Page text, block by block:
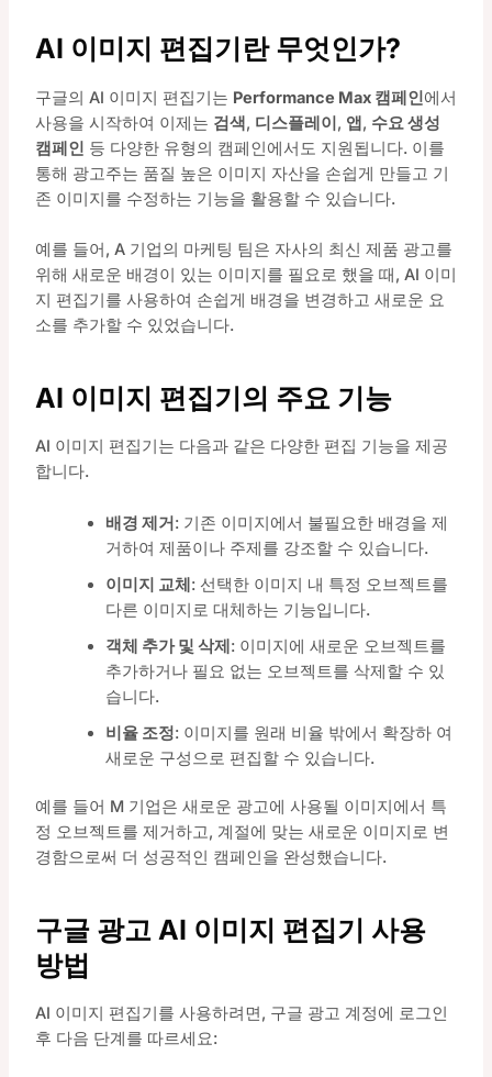
AI 이미지 편집기란 무엇인가?
구글의 AI 이미지 편집기는 Performance Max 캠페인에서
사용을 시작하여 이제는 검색, 디스플레이, 앱, 수요 생성
캠페인 등 다양한 유형의 캠페인에서도 지원됩니다. 이를
통해 광고주는 품질 높은 이미지 자산을 손쉽게 만들고 기
존 이미지를 수정하는 기능을 활용할 수 있습니다.
예를 들어, A 기업의 마케팅 팀은 자사의 최신 제품 광고를
위해 새로운 배경이 있는 이미지를 필요로 했을 때, AI 이미
지 편집기를 사용하여 손쉽게 배경을 변경하고 새로운 요
소를 추가할 수 있었습니다.
AI 이미지 편집기의 주요 기능
AI 이미지 편집기는 다음과 같은 다양한 편집 기능을 제공
합니다.
배경 제거: 기존 이미지에서 불필요한 배경을 제
거하여 제품이나 주제를 강조할 수 있습니다.
이미지 교체: 선택한 이미지 내 특정 오브젝트를
다른 이미지로 대체하는 기능입니다.
객체 추가 및 삭제: 이미지에 새로운 오브젝트를
추가하거나 필요 없는 오브젝트를 삭제할 수 있
습니다.
비율 조정: 이미지를 원래 비율 밖에서 확장하 여
새로운 구성으로 편집할 수 있습니다.
예를 들어 M 기업은 새로운 광고에 사용될 이미지에서 특
정 오브젝트를 제거하고, 계절에 맞는 새로운 이미지로 변
경함으로써 더 성공적인 캠페인을 완성했습니다.
구글 광고 AI 이미지 편집기 사용
방법
AI 이미지 편집기를 사용하려면, 구글 광고 계정에 로그인
후 다음 단계를 따르세요: